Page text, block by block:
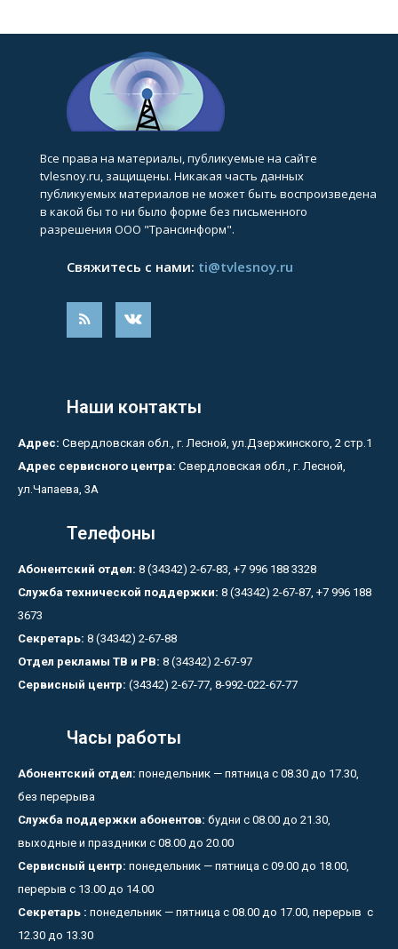
Все права на материалы, публикуемые на сайте
tvlesnoy.ru, защищены. Никакая часть данных
публикуемых материалов не может быть воспроизведена
в какой бы то ни было форме без письменного
разрешения ООО "Трансинформ".
Свяжитесь с нами: ti@tvlesnoy.ru
Наши контакты
Адрес: Свердловская обл., г. Лесной, ул.Дзержинского, 2 стр.1
Адрес сервисного центра: Свердловская обл., г. Лесной,
ул.Чапаева, 3А
Телефоны
Абонентский отдел: 8 (34342) 2-67-83, +7 996 188 3328
Служба технической поддержки: 8 (34342) 2-67-87, +7 996 188
3673
Секретарь: 8 (34342) 2-67-88
Отдел рекламы ТВ и РВ: 8 (34342) 2-67-97
Сервисный центр: (34342) 2-67-77, 8-992-022-67-77
Часы работы
Абонентский отдел: понедельник — пятница с 08.30 до 17.30,
без перерыва
Служба поддержки абонентов: будни с 08.00 до 21.30,
выходные и праздники с 08.00 до 20.00
Сервисный центр: понедельник — пятница с 09.00 до 18.00,
перерыв с 13.00 до 14.00
Секретарь : понедельник — пятница с 08.00 до 17.00, перерыв с
12.30 до 13.30